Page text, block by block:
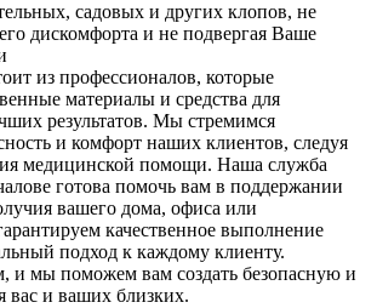
садовых и других клопов, не
дискомфорта и не подвергая Ваше
из профессионалов, которые
материалы и средства для
результатов. Мы стремимся
и комфорт наших клиентов, следуя
медицинской помощи. Наша служба
готова помочь вам в поддержании
вашего дома, офиса или
качественное выполнение
подход к каждому клиенту.
и мы поможем вам создать безопасную и
вас и ваших близких.